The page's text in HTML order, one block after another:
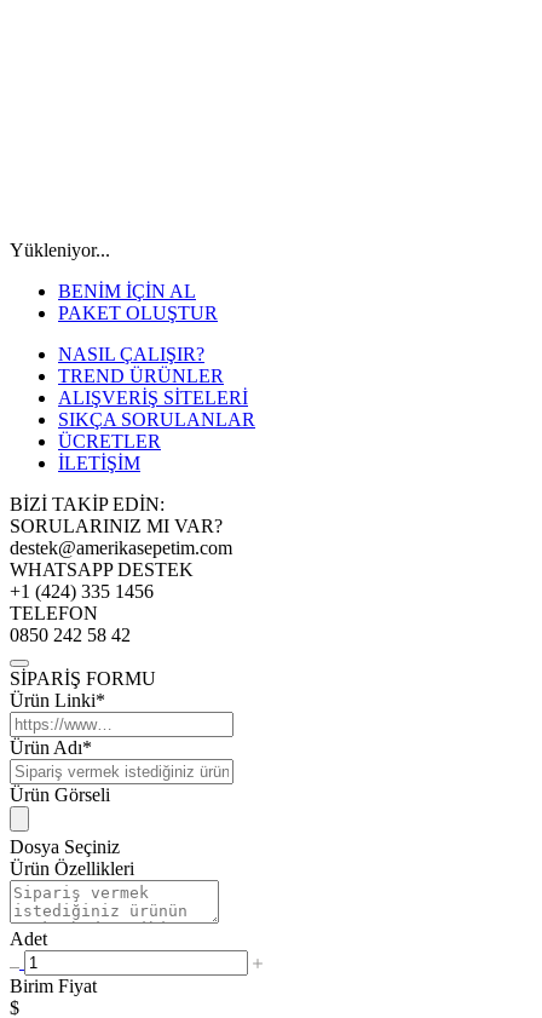
Yükleniyor...
BENİM İÇİN AL
PAKET OLUŞTUR
NASIL ÇALIŞIR?
TREND ÜRÜNLER
ALIŞVERİŞ SİTELERİ
SIKÇA SORULANLAR
ÜCRETLER
İLETİŞİM
BİZİ TAKİP EDİN:
SORULARINIZ MI VAR?
destek@amerikasepetim.com
WHATSAPP DESTEK
+1 (424) 335 1456
TELEFON
0850 242 58 42
SİPARİŞ FORMU
Ürün Linki*
Ürün Adı*
Ürün Görseli
Dosya Seçiniz
Ürün Özellikleri
Adet
Birim Fiyat
$